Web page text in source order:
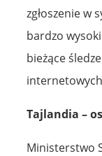
zgłoszenie w
bardzo
bieżące
internetowych
Tajlandia –
Ministerstwo